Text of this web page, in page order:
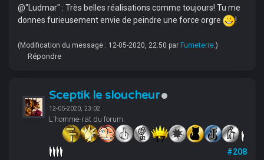
@"Ludmar" : Très belles réalisations comme toujours! Tu me
donnes furieusement envie de peindre une force orgre
!
(Modification du message : 12-05-2020, 22:50 par Fumeterre.)
Répondre
Sceptik le sloucheur
12-05-2020, 23:02
L'homme-rat du forum.
#208